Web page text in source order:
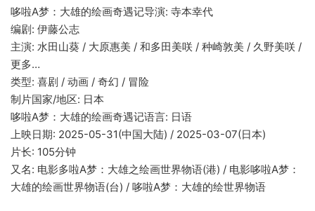
哆啦A梦：大雄的绘画奇遇记导演: 寺本幸代
编剧: 伊藤公志
主演: 水田山葵 / 大原惠美 / 和多田美咲 / 种崎敦美 / 久野美咲 /
更多…
类型: 喜剧 / 动画 / 奇幻 / 冒险
制片国家/地区: 日本
哆啦A梦：大雄的绘画奇遇记语言: 日语
上映日期: 2025-05-31(中国大陆) / 2025-03-07(日本)
片长: 105分钟
又名: 电影多啦A梦：大雄之绘画世界物语(港) / 电影哆啦A梦：
大雄的绘画世界物语(台) / 哆啦A梦：大雄的绘世界物语